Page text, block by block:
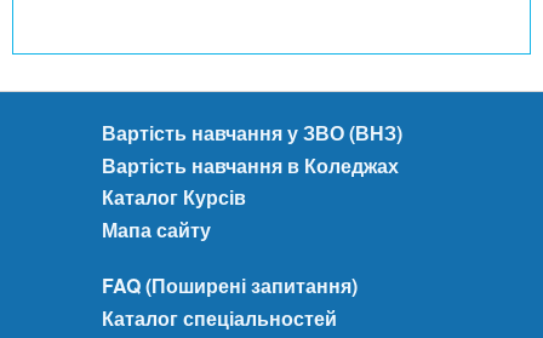
Вартість навчання у ЗВО (ВНЗ)
Вартість навчання в Коледжах
Каталог Курсів
Мапа сайту
FAQ (Поширені запитання)
Каталог спеціальностей